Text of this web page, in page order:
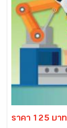
ราคา 125 บาท